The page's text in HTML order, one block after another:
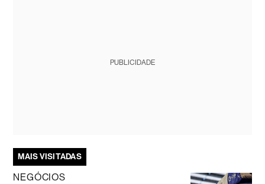
PUBLICIDADE
MAIS VISITADAS
NEGÓCIOS